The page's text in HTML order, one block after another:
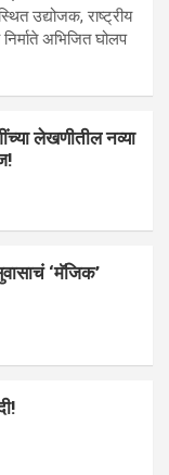
उद्योजक, राष्ट्रीय
अभिजित घोलप
लेखणीतील नव्या
‘मॅजिक’